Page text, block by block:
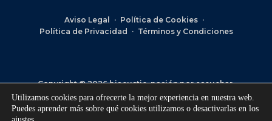
Copyright © 2026 biacustic, pasión por escuchar.
Todos los derechos reservados
Aviso Legal
Política de Cookies
Política de Privacidad
Términos y Condiciones
Utilizamos cookies para ofrecerte la mejor experiencia en nuestra web.
Puedes aprender más sobre qué cookies utilizamos o desactivarlas en los